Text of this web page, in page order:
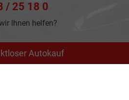
Autokauf
/ 25 18 0
Ihnen helfen?